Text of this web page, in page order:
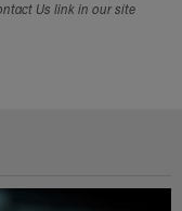
Us link in our site